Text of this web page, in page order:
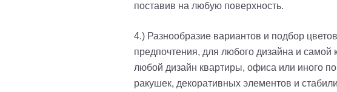
поставив на любую поверхность.
4.) Разнообразие вариантов и подбор
предпочтения, для любого дизайна и
любой дизайн квартиры, офиса или иного
ракушек, декоративных элементов и